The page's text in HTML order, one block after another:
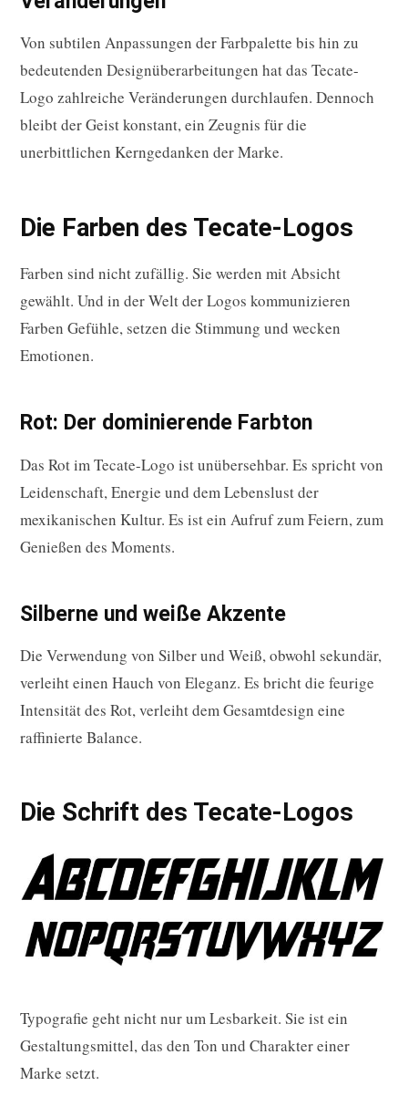
Von subtilen Anpassungen der Farbpalette bis hin zu
bedeutenden Designüberarbeitungen hat das Tecate-
Logo zahlreiche Veränderungen durchlaufen. Dennoch
bleibt der Geist konstant, ein Zeugnis für die
unerbittlichen Kerngedanken der Marke.
Die Farben des Tecate-Logos
Farben sind nicht zufällig. Sie werden mit Absicht
gewählt. Und in der Welt der Logos kommunizieren
Farben Gefühle, setzen die Stimmung und wecken
Emotionen.
Rot: Der dominierende Farbton
Das Rot im Tecate-Logo ist unübersehbar. Es spricht von
Leidenschaft, Energie und dem Lebenslust der
mexikanischen Kultur. Es ist ein Aufruf zum Feiern, zum
Genießen des Moments.
Silberne und weiße Akzente
Die Verwendung von Silber und Weiß, obwohl sekundär,
verleiht einen Hauch von Eleganz. Es bricht die feurige
Intensität des Rot, verleiht dem Gesamtdesign eine
raffinierte Balance.
Die Schrift des Tecate-Logos
Typografie geht nicht nur um Lesbarkeit. Sie ist ein
Gestaltungsmittel, das den Ton und Charakter einer
Marke setzt.